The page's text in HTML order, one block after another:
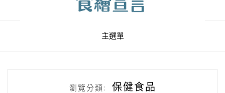
主選單
瀏覽分類: 保健食品